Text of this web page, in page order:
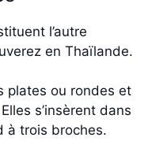
l’autre
en Thaïlande.
plates ou rondes et
s’insèrent dans
à trois broches.